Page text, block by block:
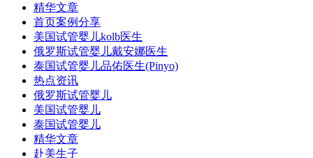
精华文章
首页案例分享
美国试管婴儿kolb医生
俄罗斯试管婴儿戴安娜医生
泰国试管婴儿品佑医生(Pinyo)
热点资讯
俄罗斯试管婴儿
美国试管婴儿
泰国试管婴儿
精华文章
赴美生子